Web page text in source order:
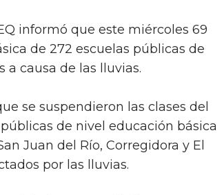
informó que este miércoles 69
de 272 escuelas públicas de
a causa de las lluvias.
se suspendieron las clases del
de nivel educación básica
Juan del Río, Corregidora y El
por las lluvias.